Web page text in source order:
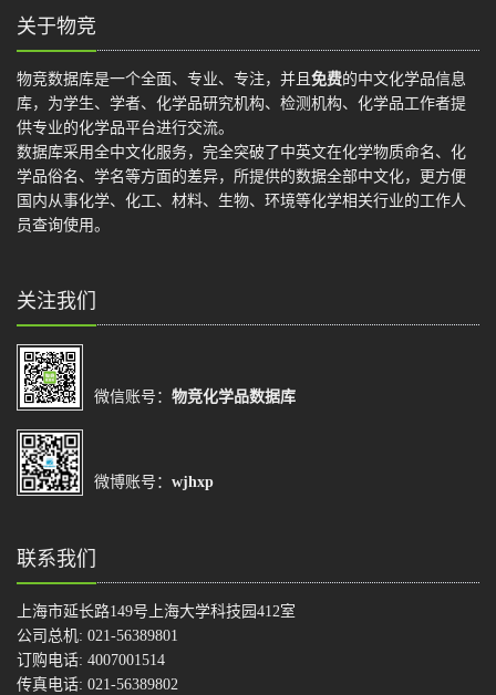
关于物竞
物竞数据库是一个全面、专业、专注，并且 免费的中文化学品信息
库，为学生、学者、化学品研究机构、检测机构、化学品工作者提
供专业的化学品平台进行交流。
数据库采用全中文化服务，完全突破了中英文在化学物质命名、化
学品俗名、学名等方面的差异，所提供的数据全部中文化，更方便
国内从事化学、化工、材料、生物、环境等化学相关行业的工作人
员查询使用。
关注我们
微信账号： 物竞化学品数据库
微博账号： wjhxp
联系我们
上海市延长路149号上海大学科技园412室
公司总机: 021-56389801
订购电话: 4007001514
传真电话: 021-56389802